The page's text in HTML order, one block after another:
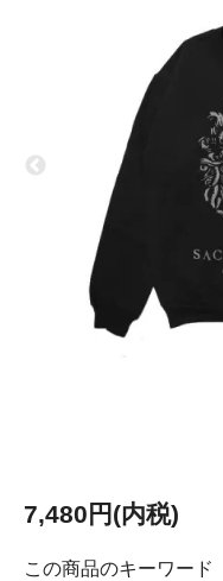
7,480円(内税)
この商品のキーワード